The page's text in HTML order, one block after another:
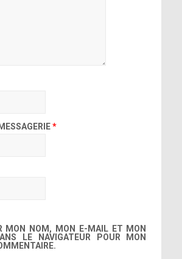
*
MON NOM, MON E-MAIL ET MON
LE NAVIGATEUR POUR MON